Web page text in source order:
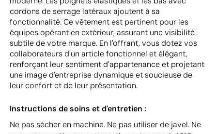
cordons de serrage latéraux ajoutent à sa
fonctionnalité. Ce vêtement est pertinent pour les
équipes opérant en extérieur, assurant une visibilité
subtile de votre marque. En l'offrant, vous dotez vos
collaborateurs d'un article fonctionnel et élégant,
renforçant leur sentiment d'appartenance et projetant
une image d'entreprise dynamique et soucieuse de
leur confort et de leur présentation.
Instructions de soins et d'entretien :
Ne pas sécher en machine. Ne pas utiliser de javel. Ne